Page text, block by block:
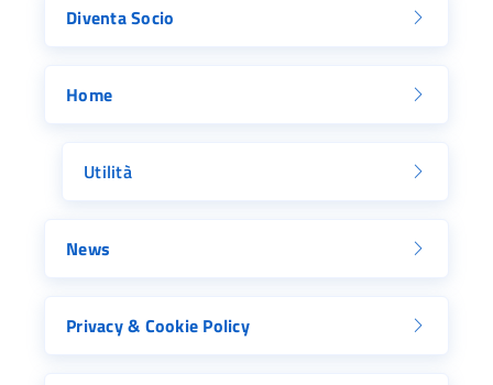
Diventa Socio
Home
Utilità
News
Privacy & Cookie Policy